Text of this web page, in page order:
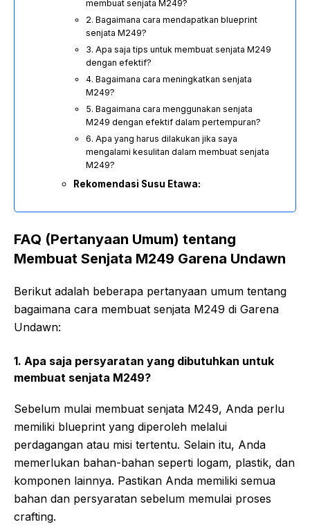
membuat senjata M249?
2. Bagaimana cara mendapatkan blueprint
senjata M249?
3. Apa saja tips untuk membuat senjata M249
dengan efektif?
4. Bagaimana cara meningkatkan senjata
M249?
5. Bagaimana cara menggunakan senjata
M249 dengan efektif dalam pertempuran?
6. Apa yang harus dilakukan jika saya
mengalami kesulitan dalam membuat senjata
M249?
Rekomendasi Susu Etawa:
FAQ (Pertanyaan Umum) tentang
Membuat Senjata M249 Garena Undawn
Berikut adalah beberapa pertanyaan umum tentang
bagaimana cara membuat senjata M249 di Garena
Undawn:
1. Apa saja persyaratan yang dibutuhkan untuk
membuat senjata M249?
Sebelum mulai membuat senjata M249, Anda perlu
memiliki blueprint yang diperoleh melalui
perdagangan atau misi tertentu. Selain itu, Anda
memerlukan bahan-bahan seperti logam, plastik, dan
komponen lainnya. Pastikan Anda memiliki semua
bahan dan persyaratan sebelum memulai proses
crafting.